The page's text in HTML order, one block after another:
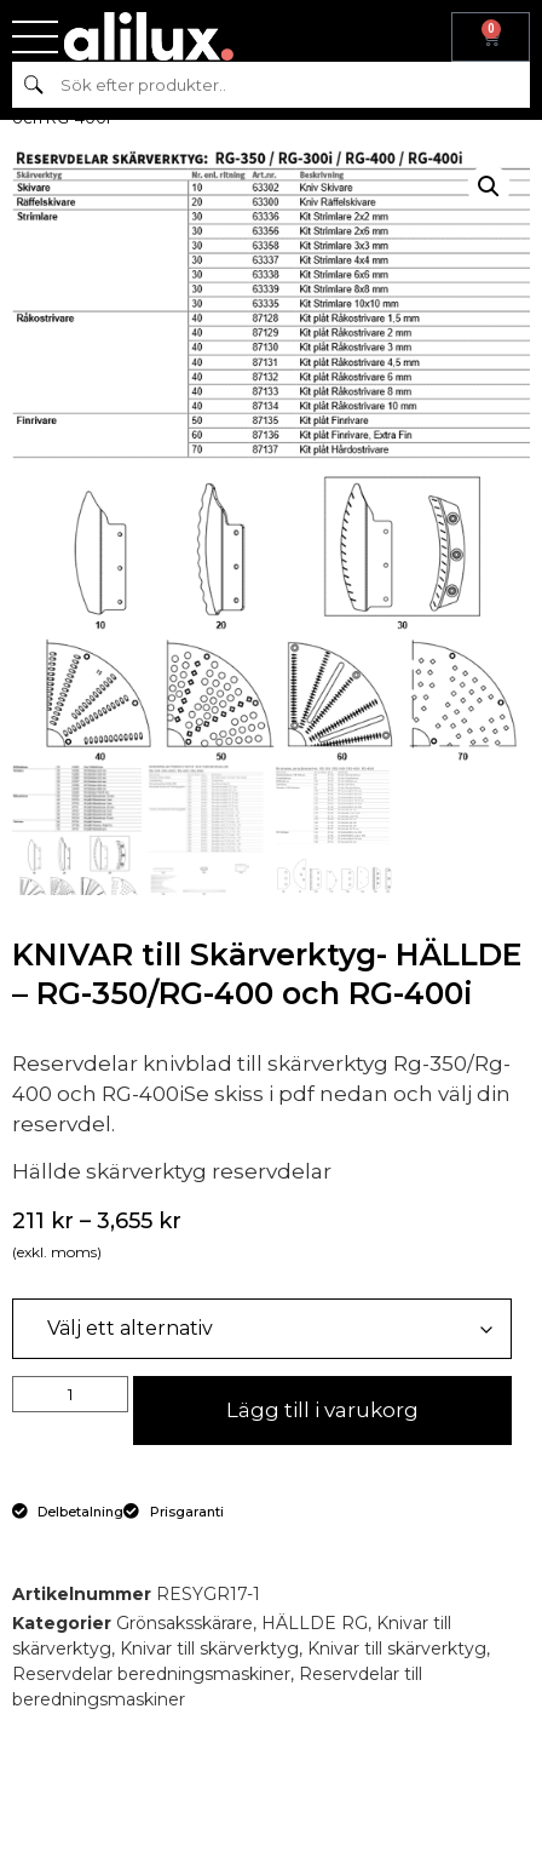
0
Sök
Hem
till skärverktyg/ KNIVAR till Skärverktyg- HÄLLDE – RG-350/RG-400
och RG-400i
KNIVAR till Skärverktyg- HÄLLDE
– RG-350/RG-400 och RG-400i
Reservdelar knivblad till skärverktyg Rg-350/Rg-
400 och RG-400iSe skiss i pdf nedan och välj din
reservdel.
Hällde skärverktyg reservdelar
211 kr – 3,655 kr
(exkl. moms)
Lägg till i varukorg
Delbetalning Prisgaranti
Artikelnummer RESYGR17-1
Kategorier Grönsaksskärare, HÄLLDE RG, Knivar till
skärverktyg, Knivar till skärverktyg, Knivar till skärverktyg,
Reservdelar beredningsmaskiner, Reservdelar till
beredningsmaskiner